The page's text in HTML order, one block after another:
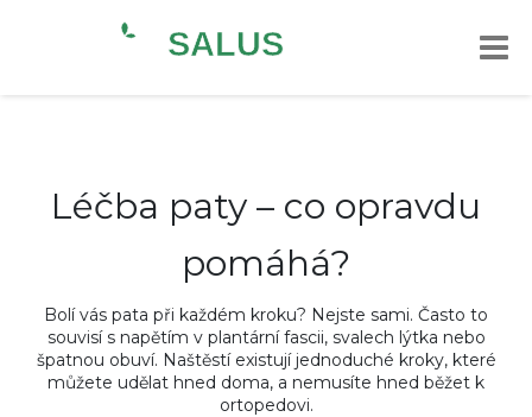
Léčba paty – co opravdu
pomáhá?
Bolí vás pata při každém kroku? Nejste sami. Často to
souvisí s napětím v plantární fascii, svalech lýtka nebo
špatnou obuví. Naštěstí existují jednoduché kroky, které
můžete udělat hned doma, a nemusíte hned běžet k
ortopedovi.